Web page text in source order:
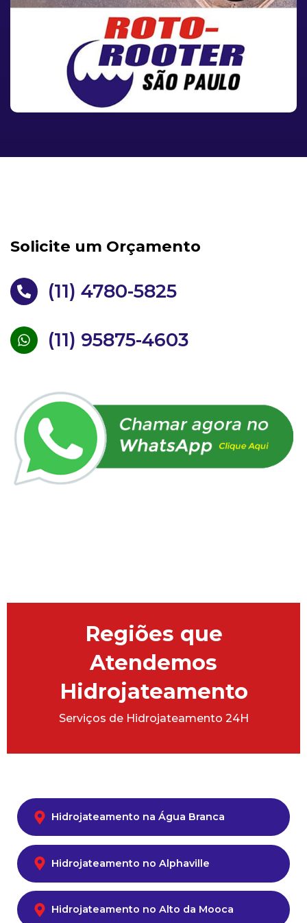
Solicite um Orçamento
(11) 4780-5825
(11) 95875-4603
Regiões que
Atendemos
Hidrojateamento
Serviços de Hidrojateamento 24H
Hidrojateamento na Água Branca
Hidrojateamento no Alphaville
Hidrojateamento no Alto da Mooca